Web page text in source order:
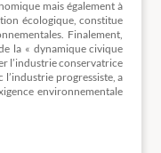
mais également à
écologique, constitue
Finalement,
la « dynamique civique
l’industrie conservatrice
progressiste, a
environnementale